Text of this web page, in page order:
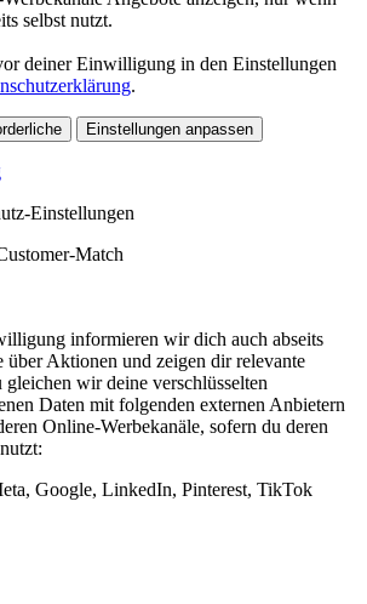
selbst nutzt.
deiner Einwilligung in den Einstellungen
.
Einstellungen anpassen
Einstellungen
Match
informieren wir dich auch abseits
über Aktionen und zeigen dir relevante
wir deine verschlüsselten
Daten mit folgenden externen Anbietern
Online-Werbekanäle, sofern du deren
Google, LinkedIn, Pinterest, TikTok